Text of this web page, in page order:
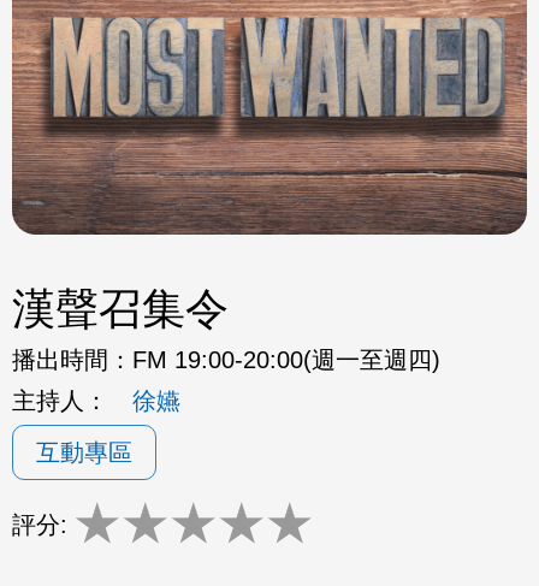
漢聲召集令
播出時間： FM 19:00-20:00(週一至週四)
主持人：
徐嬿
互動專區
評分: ★★★★★